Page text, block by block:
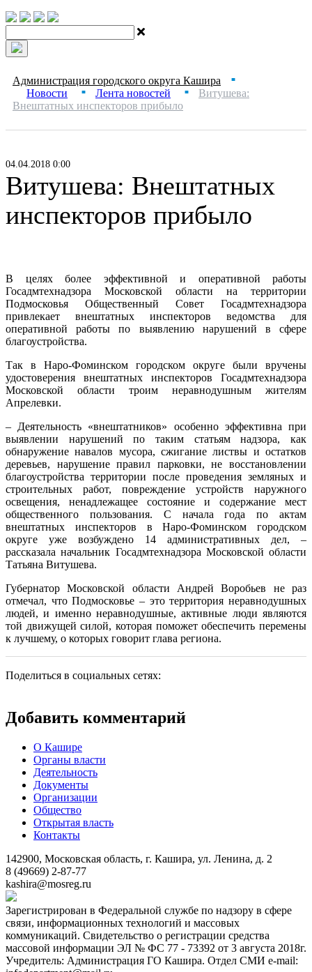
Администрация городского округа Кашира ■
Новости ■ Лента новостей ■
Витушева:
Внештатных инспекторов прибыло
04.04.2018 0:00
Витушева: Внештатных
инспекторов прибыло
В целях более эффективной и оперативной работы
Госадмтехнадзора Московской области на территории
Подмосковья Общественный Совет Госадмтехнадзора
привлекает внештатных инспекторов ведомства для
оперативной работы по выявлению нарушений в сфере
благоустройства.
Так в Наро-Фоминском городском округе были вручены
удостоверения внештатных инспекторов Госадмтехнадзора
Московской области троим неравнодушным жителям
Апрелевки.
– Деятельность «внештатников» особенно эффективна при
выявлении нарушений по таким статьям надзора, как
обнаружение навалов мусора, сжигание листвы и остатков
деревьев, нарушение правил парковки, не восстановлении
благоустройства территории после проведения земляных и
строительных работ, повреждение устройств наружного
освещения, ненадлежащее состояние и содержание мест
общественного пользования. С начала года по актам
внештатных инспекторов в Наро-Фоминском городском
округе уже возбуждено 14 административных дел, –
рассказала начальник Госадмтехнадзора Московской области
Татьяна Витушева.
Губернатор Московской области Андрей Воробьев не раз
отмечал, что Подмосковье – это территория неравнодушных
людей, и именно неравнодушные, активные люди являются
той движущей силой, которая поможет обеспечить перемены
к лучшему, о которых говорит глава региона.
Поделиться в социальных сетях:
Добавить комментарий
О Кашире
Органы власти
Деятельность
Документы
Организации
Общество
Открытая власть
Контакты
142900, Московская область, г. Кашира, ул. Ленина, д. 2
8 (49669) 2-87-77
kashira@mosreg.ru
Зарегистрирован в Федеральной службе по надзору в сфере
связи, информационных технологий и массовых
коммуникаций. Свидетельство о регистрации средства
массовой информации ЭЛ № ФС 77 - 73392 от 3 августа 2018г.
Учредитель: Администрация ГО Кашира. Отдел СМИ e-mail: